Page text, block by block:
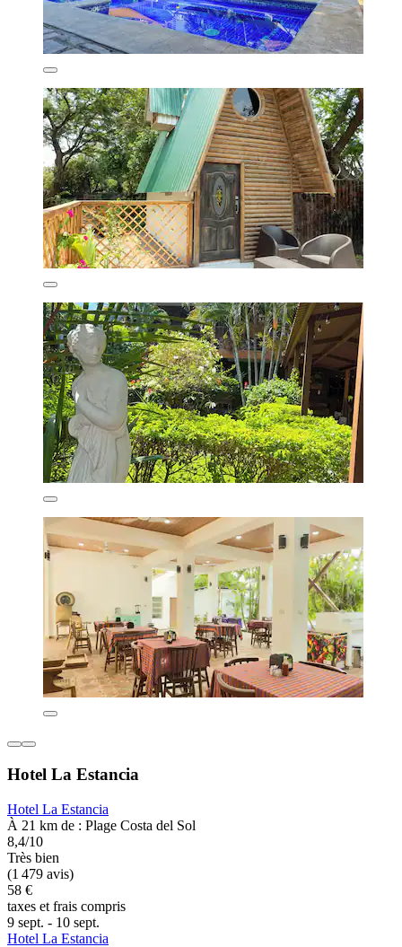
Hotel La Estancia
Hotel La Estancia
À 21 km de : Plage Costa del Sol
8,4/10
Très bien
(1 479 avis)
58 €
taxes et frais compris
9 sept. - 10 sept.
Hotel La Estancia